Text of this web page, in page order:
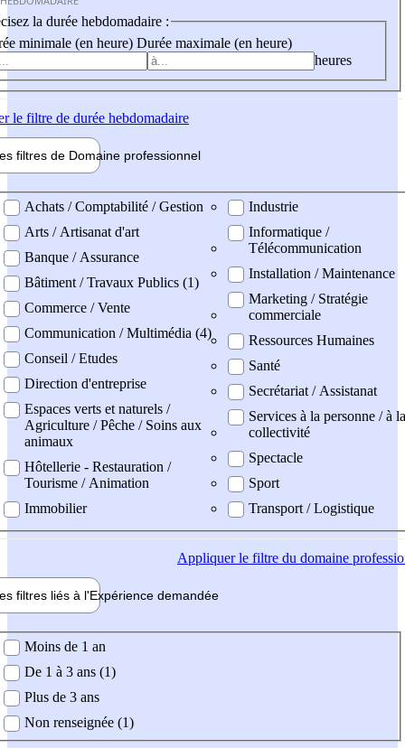
la durée hebdomadaire :
minimale (en heure) Durée maximale (en heure)
heures
le filtre de durée hebdomadaire
filtres de Domaine professionnel
professionel
Achats / Comptabilité / Gestion
Arts / Artisanat d'art
Banque / Assurance
Bâtiment / Travaux Publics (1)
Commerce / Vente
Communication / Multimédia (4)
Conseil / Etudes
Direction d'entreprise
Espaces verts et naturels /
Agriculture / Pêche / Soins aux
animaux
Hôtellerie - Restauration /
Tourisme / Animation
Immobilier
Industrie
Informatique /
Télécommunication
Installation / Maintenance
Marketing / Stratégie
commerciale
Ressources Humaines
Santé
Secrétariat / Assistanat
Services à la personne / à la
collectivité
Spectacle
Sport
Transport / Logistique
Appliquerle filtre du domaine
filtres liés à l'Expérience demandée
demandée
Moins de 1 an
De 1 à 3 ans (1)
Plus de 3 ans
Non renseignée (1)